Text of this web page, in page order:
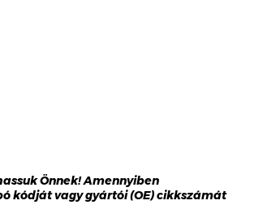
Önnek! Amennyiben
kódját vagy gyártói (OE) cikkszámát